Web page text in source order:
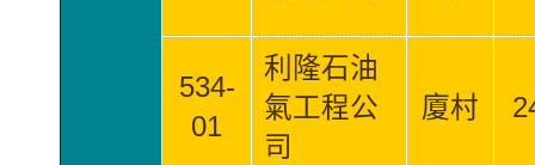
534-
01
利隆石油
氣工程公
司
廈村